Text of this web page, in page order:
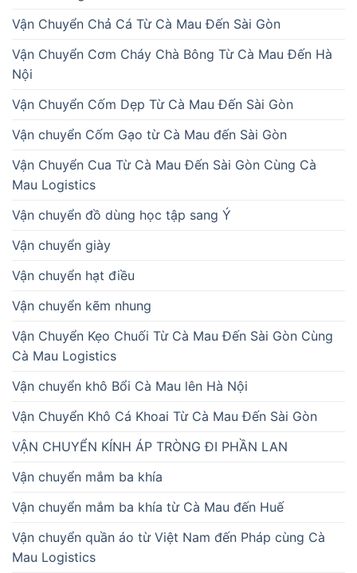
Vận Chuyển Chả Cá Từ Cà Mau Đến Sài Gòn
Vận Chuyển Cơm Cháy Chà Bông Từ Cà Mau Đến Hà
Nội
Vận Chuyển Cốm Dẹp Từ Cà Mau Đến Sài Gòn
Vận chuyển Cốm Gạo từ Cà Mau đến Sài Gòn
Vận Chuyển Cua Từ Cà Mau Đến Sài Gòn Cùng Cà
Mau Logistics
Vận chuyển đồ dùng học tập sang Ý
Vận chuyển giày
Vận chuyển hạt điều
Vận chuyển kẽm nhung
Vận Chuyển Kẹo Chuối Từ Cà Mau Đến Sài Gòn Cùng
Cà Mau Logistics
Vận chuyển khô Bổi Cà Mau lên Hà Nội
Vận Chuyển Khô Cá Khoai Từ Cà Mau Đến Sài Gòn
VẬN CHUYỂN KÍNH ÁP TRÒNG ĐI PHẦN LAN
Vận chuyển mắm ba khía
Vận chuyển mắm ba khía từ Cà Mau đến Huế
Vận chuyển quần áo từ Việt Nam đến Pháp cùng Cà
Mau Logistics